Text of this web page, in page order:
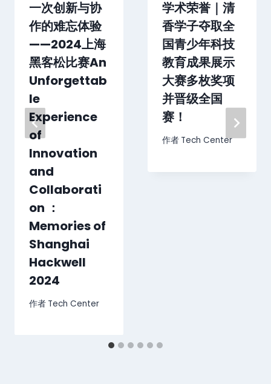
一次创新与协
作的难忘体验
——2024上海
黑客松比赛An
Unforgettab
le
Experience
of
Innovation
and
Collaborati
on ：
Memories of
Shanghai
Hackwell
2024
作者 Tech Center
学术荣誉｜清
香学子夺取全
国青少年科技
教育成果展示
大赛多枚奖项
并晋级全国
赛！
作者 Tech Center